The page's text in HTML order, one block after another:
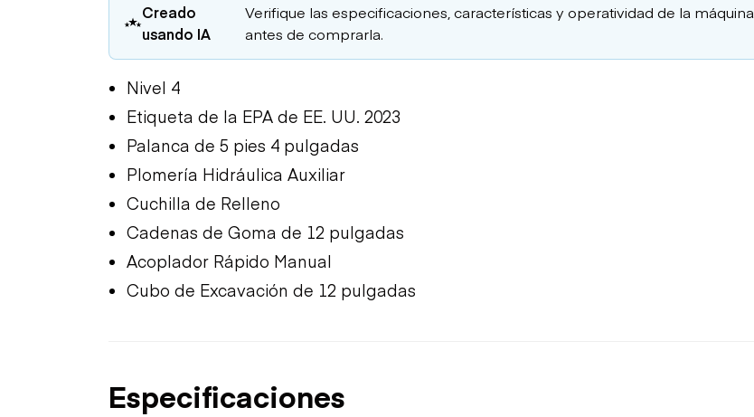
Creado
usando IA
Verifique las especificaciones, características y operatividad de la máquina
antes de comprarla.
Nivel 4
Etiqueta de la EPA de EE. UU. 2023
Palanca de 5 pies 4 pulgadas
Plomería Hidráulica Auxiliar
Cuchilla de Relleno
Cadenas de Goma de 12 pulgadas
Acoplador Rápido Manual
Cubo de Excavación de 12 pulgadas
Especificaciones